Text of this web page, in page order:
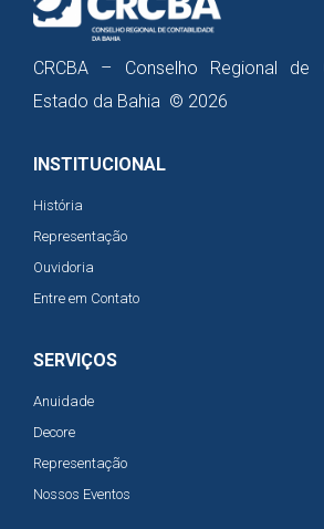
CRCBA – Conselho Regional de
Estado da Bahia © 2026
INSTITUCIONAL
História
Representação
Ouvidoria
Entre em Contato
SERVIÇOS
Anuidade
Decore
Representação
Nossos Eventos